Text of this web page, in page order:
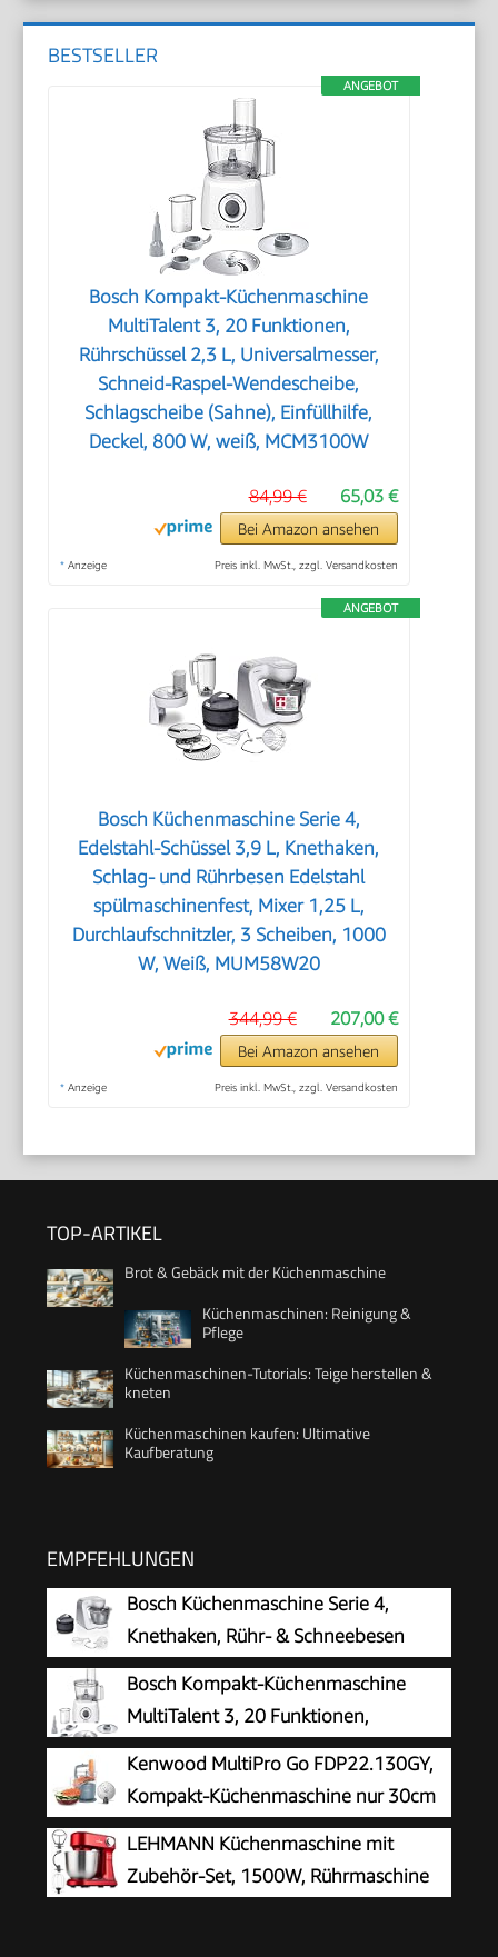
BESTSELLER
ANGEBOT
Bosch Kompakt-Küchenmaschine
MultiTalent 3, 20 Funktionen,
Rührschüssel 2,3 L, Universalmesser,
Schneid-Raspel-Wendescheibe,
Schlagscheibe (Sahne), Einfüllhilfe,
Deckel, 800 W, weiß, MCM3100W
65,03 €
84,99 €
Bei Amazon ansehen
* Anzeige Preis inkl. MwSt., zzgl. Versandkosten
ANGEBOT
Bosch Küchenmaschine Serie 4,
Edelstahl-Schüssel 3,9 L, Knethaken,
Schlag- und Rührbesen Edelstahl
spülmaschinenfest, Mixer 1,25 L,
Durchlaufschnitzler, 3 Scheiben, 1000
W, Weiß, MUM58W20
207,00 €
344,99 €
Bei Amazon ansehen
* Anzeige Preis inkl. MwSt., zzgl. Versandkosten
TOP-ARTIKEL
Brot & Gebäck mit der Küchenmaschine
Küchenmaschinen: Reinigung &
Pflege
Küchenmaschinen-Tutorials: Teige herstellen &
kneten
Küchenmaschinen kaufen: Ultimative
Kaufberatung
EMPFEHLUNGEN
Bosch Küchenmaschine Serie 4,
Knethaken, Rühr- & Schneebesen
Edelstahl, Edelstahlschüssel
spülmaschinenfest, 3D Rührsystem, weiß/silber,
MUM58200
Bosch Kompakt-Küchenmaschine
MultiTalent 3, 20 Funktionen,
Rührschüssel 2,3 L, Universalmesser,
Schneid-Raspel-Wendescheibe, Schlagscheibe
(Sahne), Einfüllhilfe, Deckel, 800 W, weiß,
MCM3100W
Kenwood MultiPro Go FDP22.130GY,
Kompakt-Küchenmaschine nur 30cm
hoch, zum Schneiden, Reiben, Pürieren
und Teig Kneten, Express-Serve, 1,3 l
Arbeitsbehälter, 650 W, Blau
LEHMANN Küchenmaschine mit
Zubehör-Set, 1500W, Rührmaschine